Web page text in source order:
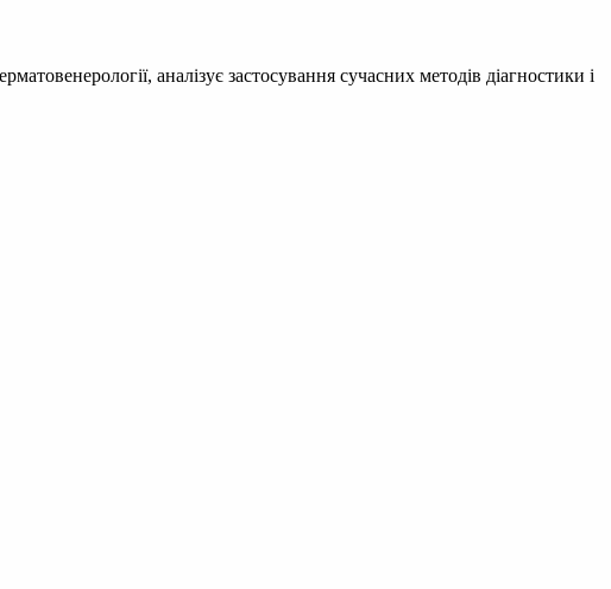
аналізує застосування сучасних методів діагностики і